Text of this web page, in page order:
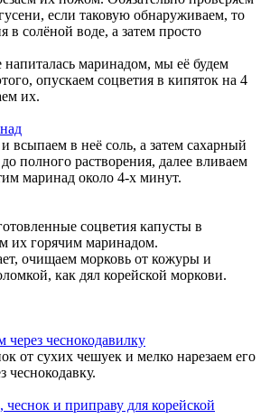
если таковую обнаруживаем, то
в солёной воде, а затем просто
напиталась маринадом, мы её будем
опускаем соцветия в кипяток на 4
их.
всыпаем в неё соль, а затем сахарный
полного растворения, далее вливаем
маринад около 4-х минут.
соцветия капусты в
их горячим маринадом.
очищаем морковь от кожуры и
как дял корейской моркови.
от сухих чешуек и мелко нарезаем его
чеснокодавку.